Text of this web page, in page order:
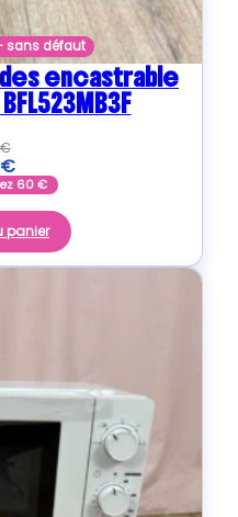
sans défaut
encastrable
€
€
60€
panier